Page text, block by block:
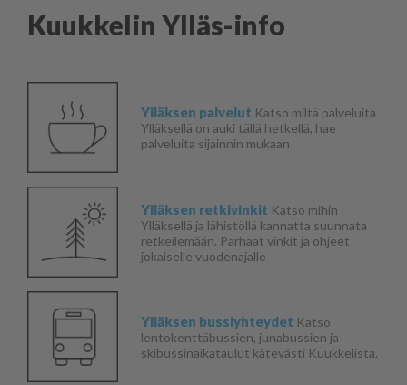
Kuukkelin Ylläs-info
Ylläksen palvelut Katso miltä palveluita
Ylläksellä on auki tällä hetkellä, hae
palveluita sijainnin mukaan
Ylläksen retkivinkit Katso mihin
Ylläksellä ja lähistöllä kannatta suunnata
retkeilemään. Parhaat vinkit ja ohjeet
jokaiselle vuodenajalle
Ylläksen bussiyhteydet Katso
lentokenttäbussien, junabussien ja
skibussinaikataulut kätevästi Kuukkelista.